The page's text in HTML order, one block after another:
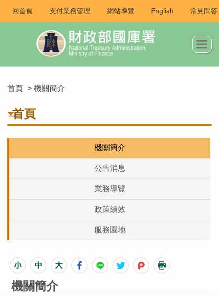
回首頁 支付業務管理 網站導覽 English 常見問答
首頁 > 機關簡介
首頁
機關簡介
公告消息
業務導覽
政策績效
服務園地
機關簡介